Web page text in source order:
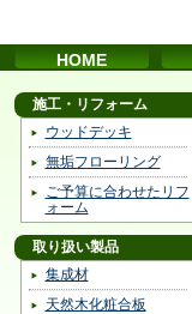
HOME
施工・リフォーム
ウッドデッキ
無垢フローリング
ご予算に合わせたリフ
ォーム
取り扱い製品
集成材
天然木化粧合板